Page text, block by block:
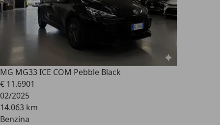
MG MG33 ICE COM Pebble Black
€ 11.6901
02/2025
14.063 km
Benzina